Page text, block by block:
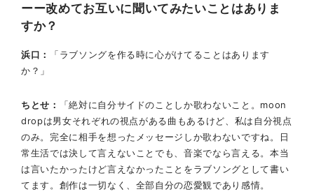
改めてお互いに聞いてみたいことはありま
すか？
浜口
「ラブソングを作る時に心がけてることはあります
か？」
ちとせ
「絶対に自分サイドのことしか歌わないこと。moon
dropは男女それぞれの視点がある曲もあるけど、私は自分視点
のみ。完全に相手を想ったメッセージしか歌わないですね。日
常生活では決して言えないことでも、音楽でなら言える。本当
は言いたかったけど言えなかったことをラブソングとして書い
てます。創作は一切なく、全部自分の恋愛観であり感情。